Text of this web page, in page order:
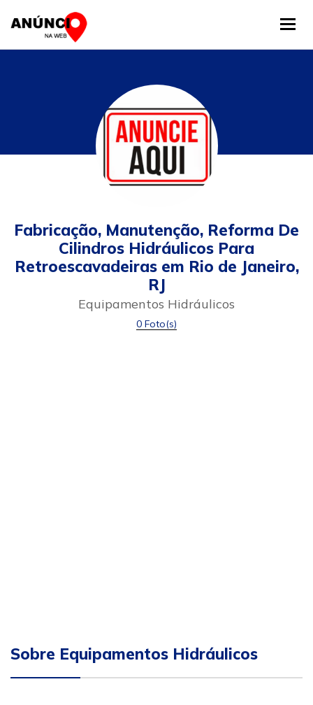
Fabricação, Manutenção, Reforma De
Cilindros Hidráulicos Para
Retroescavadeiras em Rio de Janeiro,
RJ
Equipamentos Hidráulicos
0 Foto(s)
Sobre Equipamentos Hidráulicos